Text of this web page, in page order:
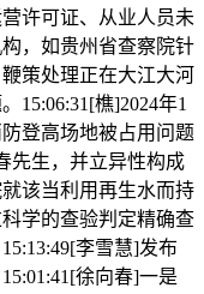
许可证、从业人员未
，如贵州省查察院针
策处理正在大江大河
15:06:31[樵]2024年1
登高场地被占用问题
先生，并立异性构成
该当利用再生水而持
学的查验判定精确查
李雪慧]发布
徐向春]一是